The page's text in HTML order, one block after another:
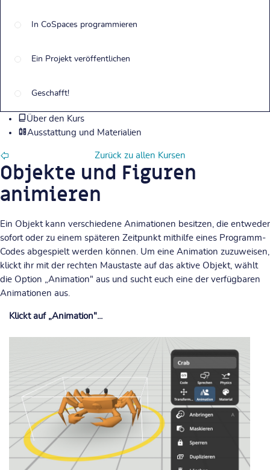
In CoSpaces programmieren
Ein Projekt veröffentlichen
Geschafft!
Über den Kurs
Ausstattung und Materialien
Zurück zu allen Kursen
Objekte und Figuren
animieren
Ein Objekt kann verschiedene Animationen besitzen, die entweder
sofort oder zu einem späteren Zeitpunkt mithilfe eines Programm-
Codes abgespielt werden können. Um eine Animation zuzuweisen,
klickt ihr mit der rechten Maustaste auf das aktive Objekt, wählt
die Option „Animation" aus und sucht euch eine der verfügbaren
Animationen aus.
Klickt auf „Animation"...